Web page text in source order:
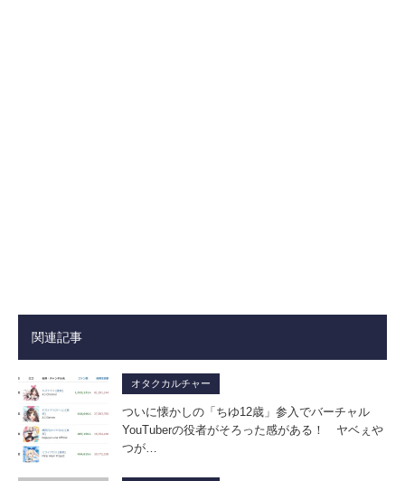
関連記事
オタクカルチャー
ついに懐かしの「ちゆ12歳」参入でバーチャル
YouTuberの役者がそろった感がある！ ヤベぇや
つが…